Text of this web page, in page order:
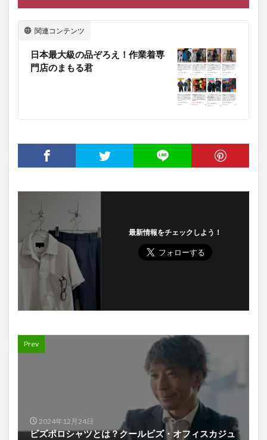
関連コンテンツ
日本最大級の品ぞろえ！作業着専
門店のまもる君
最新情報をチェックしよう！
Prev
2024年12月24日
ビズポロシャツとは？クールビズ・オフィスカジュ